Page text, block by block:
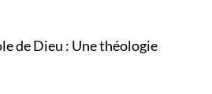
de Dieu : Une théologie